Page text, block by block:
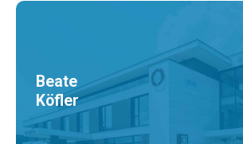
Beate
Köfler